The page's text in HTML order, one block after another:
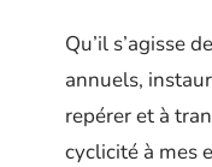
Qu’il s’agisse
annuels,
repérer et à
cyclicité à mes